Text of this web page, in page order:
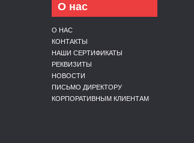
О нас
О НАС
КОНТАКТЫ
НАШИ СЕРТИФИКАТЫ
РЕКВИЗИТЫ
НОВОСТИ
ПИСЬМО ДИРЕКТОРУ
КОРПОРАТИВНЫМ КЛИЕНТАМ